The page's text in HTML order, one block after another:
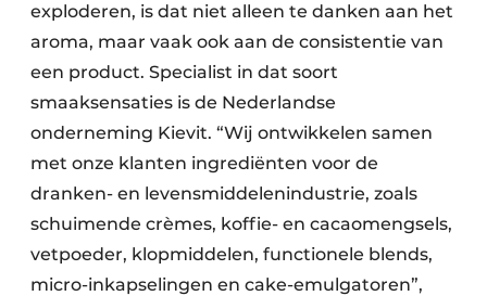
exploderen, is dat niet alleen te danken aan het
aroma, maar vaak ook aan de consistentie van
een product. Specialist in dat soort
smaaksensaties is de Nederlandse
onderneming Kievit. “Wij ontwikkelen samen
met onze klanten ingrediënten voor de
dranken- en levensmiddelenindustrie, zoals
schuimende crèmes, koffie- en cacaomengsels,
vetpoeder, klopmiddelen, functionele blends,
micro-inkapselingen en cake-emulgatoren”,